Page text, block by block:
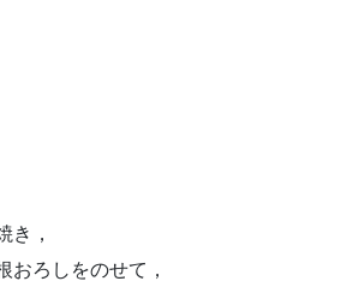
き，
おろしをのせて，